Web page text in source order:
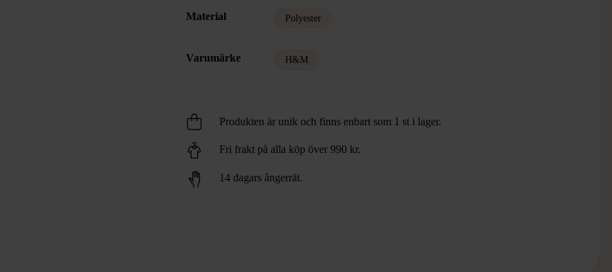
Material Polyester
Varumärke H&M
Produkten är unik och finns enbart som 1 st i lager.
Fri frakt på alla köp över 990 kr.
14 dagars ångerrät.